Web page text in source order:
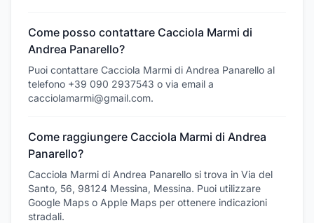
Come posso contattare Cacciola Marmi di
Andrea Panarello?
Puoi contattare Cacciola Marmi di Andrea Panarello al
telefono +39 090 2937543 o via email a
cacciolamarmi@gmail.com.
Come raggiungere Cacciola Marmi di Andrea
Panarello?
Cacciola Marmi di Andrea Panarello si trova in Via del
Santo, 56, 98124 Messina, Messina. Puoi utilizzare
Google Maps o Apple Maps per ottenere indicazioni
stradali.